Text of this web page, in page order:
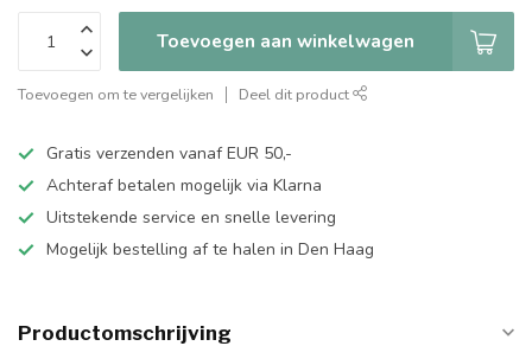
Toevoegen aan winkelwagen
Toevoegen om te vergelijken Deel dit product
Gratis verzenden vanaf EUR 50,-
Achteraf betalen mogelijk via Klarna
Uitstekende service en snelle levering
Mogelijk bestelling af te halen in Den Haag
Productomschrijving